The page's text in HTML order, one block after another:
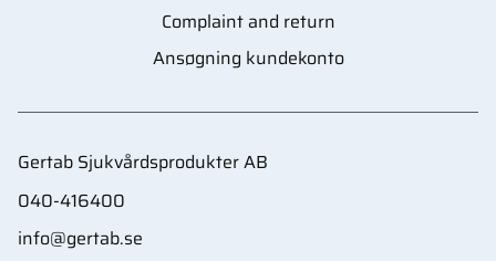
Complaint and return
Ansøgning kundekonto
Gertab Sjukvårdsprodukter AB
040-416400
info@gertab.se